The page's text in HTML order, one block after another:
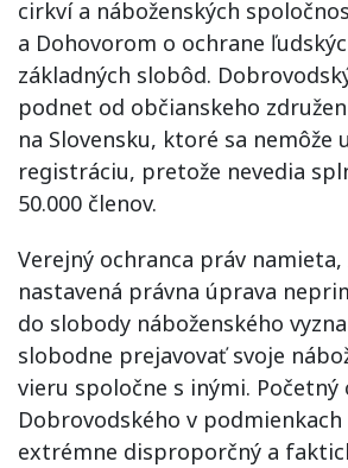
cirkví a náboženských
a Dohovorom o ochrane
základných slobôd.
podnet od občianskeho
na Slovensku, ktoré sa nemôže
registráciu, pretože nevedia
50.000 členov.
Verejný ochranca práv
nastavená právna úprava
do slobody náboženského
slobodne prejavovať svoje
vieru spoločne s inými. Početný
Dobrovodského v podmienkach
extrémne disproporčný a